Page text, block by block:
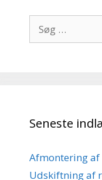
efter:
Seneste
Afmontering af
Udskiftning af